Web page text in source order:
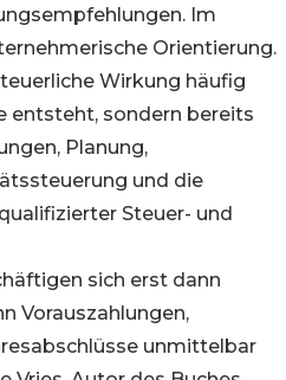
Im
Orientierung.
Wirkung häufig
entsteht, sondern bereits
Planung,
und die
Steuer- und
sich erst dann
Vorauszahlungen,
unmittelbar